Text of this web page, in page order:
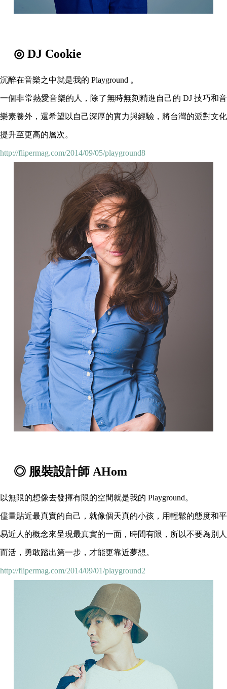
◎ DJ Cookie
沉醉在音樂之中就是我的 Playground 。
一個非常熱愛音樂的人，除了無時無刻精進自己的 DJ 技巧和音
樂素養外，還希望以自己深厚的實力與經驗，將台灣的派對文化
提升至更高的層次。
http://flipermag.com/2014/09/05/playground8
◎ 服裝設計師 AHom
以無限的想像去發揮有限的空間就是我的 Playground。
儘量貼近最真實的自己，就像個天真的小孩，用輕鬆的態度和平
易近人的概念來呈現最真實的一面，時間有限，所以不要為別人
而活，勇敢踏出第一步，才能更靠近夢想。
http://flipermag.com/2014/09/01/playground2